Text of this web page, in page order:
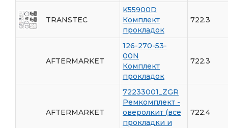
TRANSTEC
K55900D
Комплект
прокладок
722.3
AFTERMARKET
126-270-53-
00N
Комплект
прокладок
722.3
AFTERMARKET
72233001_ZGR
Ремкомплект -
оверолкит (все
прокладки и
722.4